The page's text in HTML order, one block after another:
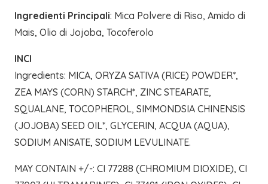
Ingredienti Principali: Mica Polvere di Riso, Amido di
Mais, Olio di Jojoba, Tocoferolo
INCI
Ingredients: MICA, ORYZA SATIVA (RICE) POWDER*,
ZEA MAYS (CORN) STARCH*, ZINC STEARATE,
SQUALANE, TOCOPHEROL, SIMMONDSIA CHINENSIS
(JOJOBA) SEED OIL*, GLYCERIN, ACQUA (AQUA),
SODIUM ANISATE, SODIUM LEVULINATE.
MAY CONTAIN +/-: CI 77288 (CHROMIUM DIOXIDE), CI